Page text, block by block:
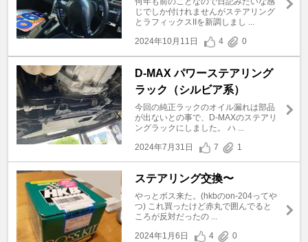
じでしか付けれませんがステアリング
とラフィックスIIを新調しまし ...
2024年10月11日
4 0
D-MAX パワーステアリング
ラック（シルビア系）
今回の純正ラックのオイル漏れは部品
が出ないとの事で、D-MAXのステアリ
ングラックにしました。 ハ ...
2024年7月31日
7 1
ステアリング交換〜
やっとボス来た。(hkbのon-204ってや
つ) これ買ったけど赤丸で囲んでると
ころが反対だったの ...
2024年1月6日
4 0